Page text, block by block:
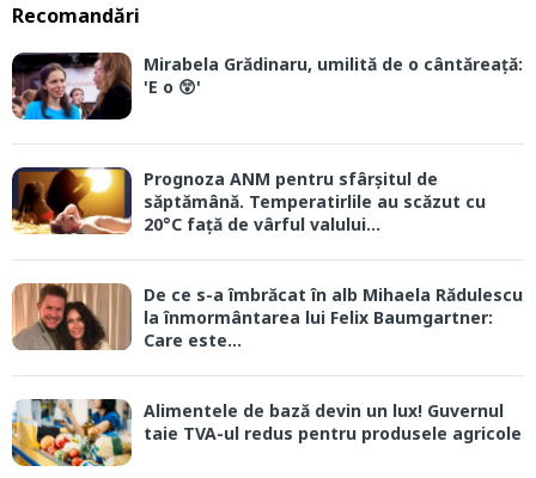
Recomandări
Mirabela Grădinaru, umilită de o cântăreață:
'E o 😲'
Prognoza ANM pentru sfârșitul de
săptămână. Temperatirlile au scăzut cu
20°C față de vârful valului...
De ce s-a îmbrăcat în alb Mihaela Rădulescu
la înmormântarea lui Felix Baumgartner:
Care este...
Alimentele de bază devin un lux! Guvernul
taie TVA-ul redus pentru produsele agricole